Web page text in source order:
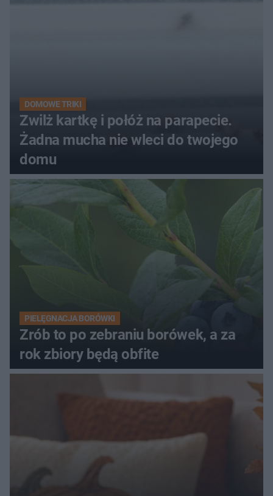
DOMOWE TRIKI
Zwilż kartkę i połóż na parapecie.
Żadna mucha nie wleci do twojego
domu
PIELĘGNACJA BORÓWKI
Zrób to po zebraniu borówek, a za
rok zbiory będą obfite